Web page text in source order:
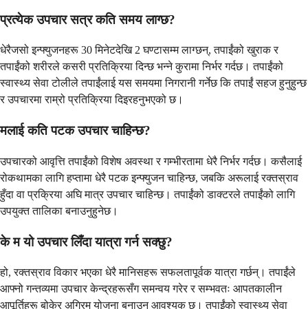
प्रत्येक उपचार सत्र कति समय लाग्छ?
धेरैजसो इन्फ्युजनहरू 30 मिनेटदेखि 2 घण्टासम्म लाग्छन्, तपाईंको खुराक र
तपाईंको शरीरले कसरी प्रतिक्रिया दिन्छ भन्ने कुरामा निर्भर गर्दछ। तपाईंको
स्वास्थ्य सेवा टोलीले तपाईंलाई यस समयमा निगरानी गर्नेछ कि तपाईं सहज हुनुहुन्छ
र उपचारमा राम्रो प्रतिक्रिया दिइरहनुभएको छ।
मलाई कति पटक उपचार चाहिन्छ?
उपचारको आवृत्ति तपाईंको विशेष अवस्था र गम्भीरतामा धेरै निर्भर गर्दछ। कसैलाई
रोकथामका लागि हप्तामा धेरै पटक इन्फ्युजन चाहिन्छ, जबकि अरूलाई रक्तस्राव
हुँदा वा प्रक्रिया अघि मात्र उपचार चाहिन्छ। तपाईंको डाक्टरले तपाईंको लागि
उपयुक्त तालिका बनाउनुहुनेछ।
के म यो उपचार लिँदा यात्रा गर्न सक्छु?
हो, रक्तस्राव विकार भएका धेरै मानिसहरू सफलतापूर्वक यात्रा गर्छन्। तपाईंले
आफ्नो गन्तव्यमा उपचार केन्द्रहरूसँग समन्वय गरेर र सम्भवतः आपतकालीन
आपूर्तिहरू बोकेर अग्रिम योजना बनाउन आवश्यक छ। तपाईंको स्वास्थ्य सेवा